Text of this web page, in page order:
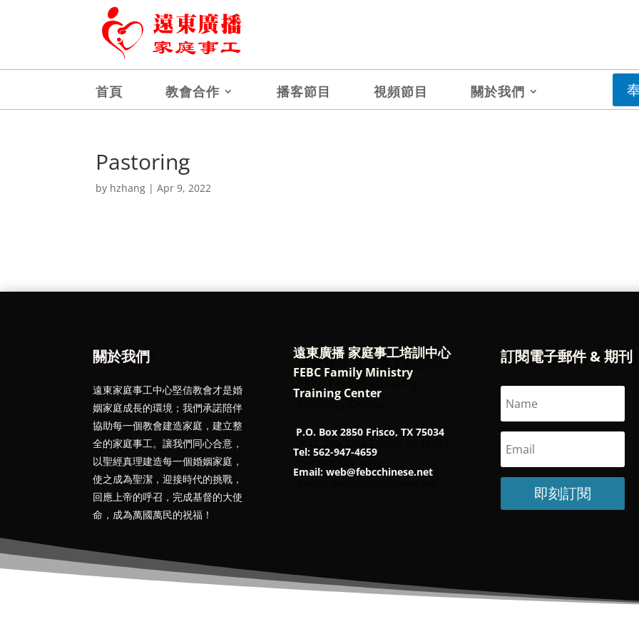
首頁 教會合作 播客節目 視頻節目 關於我們
Pastoring
by hzhang |Apr 9, 2022
關於我們
遠東家庭事工中心堅信教會才是婚
姻家庭成長的環境；我們承諾陪伴
協助每一個教會建造家庭，建立整
全的家庭事工。讓我們同心合意，
以聖經真理建造每一個婚姻家庭，
使之成為聖潔，迎接時代的挑戰，
回應上帝的呼召，完成基督的大使
命，成為萬國萬民的祝福！
遠東廣播 家庭事工培訓中心
FEBC Family Ministry
Training Center
P.O. Box 2850 Frisco, TX 75034
Tel: 562-947-4659
Email: web@febcchinese.net
訂閱電子郵件 & 期刊
即刻訂閱